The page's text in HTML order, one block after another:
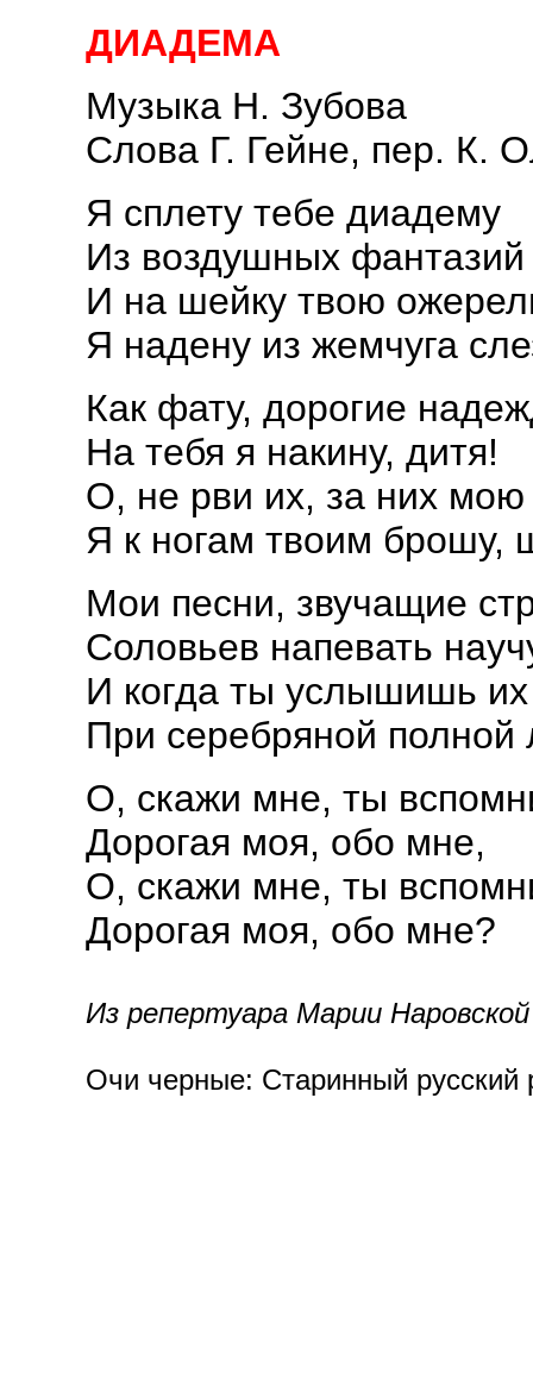
ДИАДЕМА
Музыка Н. Зубова
Слова Г. Гейне, пер. К.
Я сплету тебе диадему
Из воздушных фантазий
И на шейку твою
Я надену из жемчуга
Как фату, дорогие
На тебя я накину, дитя!
О, не рви их, за них
Я к ногам твоим брошу,
Мои песни, звучащие
Соловьев напевать
И когда ты услышишь
При серебряной полной
О, скажи мне, ты
Дорогая моя, обо мне,
О, скажи мне, ты
Дорогая моя, обо мне?
Из репертуара Марии
Очи черные: Старинный